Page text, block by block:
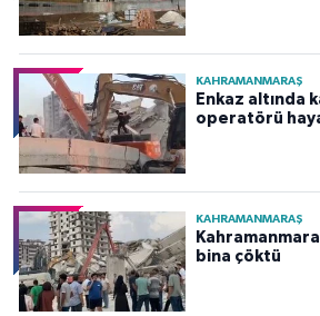
KAHRAMANMARAŞ
Enkaz altında
operatörü
KAHRAMANMARAŞ
bina çöktü